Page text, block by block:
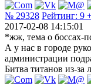
№ 29328 Рейтинг: 9
2017-02-08 14:15:01
*жж, тема о боссах-
А у нас в городе
администрации
Битва титанов из-за